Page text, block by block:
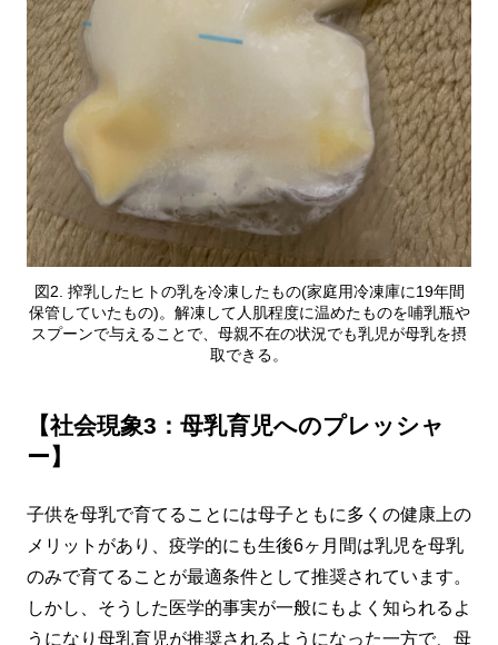
図2. 搾乳したヒトの乳を冷凍したもの(家庭用冷凍庫に19年間
保管していたもの)。解凍して人肌程度に温めたものを哺乳瓶や
スプーンで与えることで、母親不在の状況でも乳児が母乳を摂
取できる。
【社会現象3：母乳育児へのプレッシャ
ー】
子供を母乳で育てることには母子ともに多くの健康上の
メリットがあり、疫学的にも生後6ヶ月間は乳児を母乳
のみで育てることが最適条件として推奨されています。
しかし、そうした医学的事実が一般にもよく知られるよ
うになり母乳育児が推奨されるようになった一方で、母